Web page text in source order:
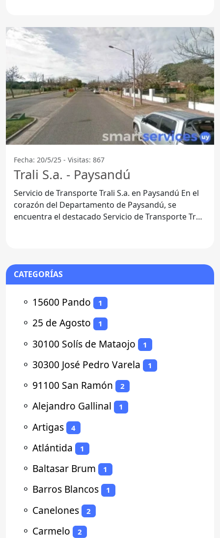
Fecha: 20/5/25 - Visitas: 867
Trali S.a. - Paysandú
Servicio de Transporte Trali S.a. en Paysandú En el
corazón del Departamento de Paysandú, se
encuentra el destacado Servicio de Transporte Trali
CATEGORÍAS
⚬ 15600 Pando 1
⚬ 25 de Agosto 1
⚬ 30100 Solís de Mataojo 1
⚬ 30300 José Pedro Varela 1
⚬ 91100 San Ramón 2
⚬ Alejandro Gallinal 1
⚬ Artigas 4
⚬ Atlántida 1
⚬ Baltasar Brum 1
⚬ Barros Blancos 1
⚬ Canelones 2
⚬ Carmelo 2